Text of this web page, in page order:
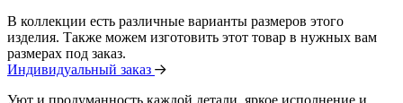
В коллекции есть различные варианты размеров этого
изделия. Также можем изготовить этот товар в нужных вам
размерах под заказ.
Индивидуальный заказ